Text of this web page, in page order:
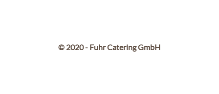
© 2020 - Fuhr Catering GmbH